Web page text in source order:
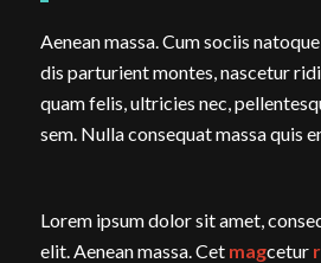
Aenean massa. Cum sociis
dis parturient montes, nascetur
quam felis, ultricies nec,
sem. Nulla consequat massa quis
Lorem ipsum dolor sit amet,
elit. Aenean massa. Cet magcetur